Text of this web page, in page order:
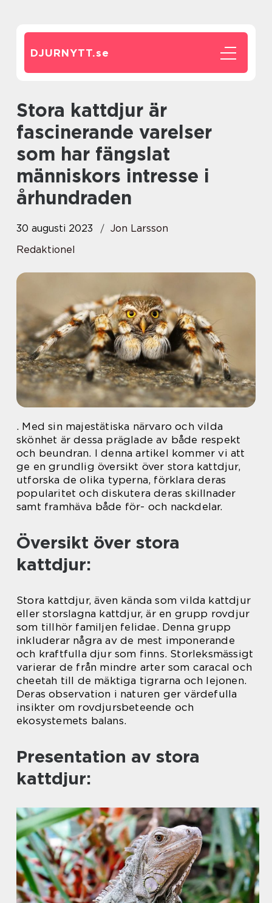
DJURNYTT.se
Stora kattdjur är
fascinerande varelser
som har fängslat
människors intresse i
århundraden
30 augusti 2023
Jon Larsson
Redaktionel
. Med sin majestätiska närvaro och vilda
skönhet är dessa präglade av både respekt
och beundran. I denna artikel kommer vi att
ge en grundlig översikt över stora kattdjur,
utforska de olika typerna, förklara deras
popularitet och diskutera deras skillnader
samt framhäva både för- och nackdelar.
Översikt över stora
kattdjur:
Stora kattdjur, även kända som vilda kattdjur
eller storslagna kattdjur, är en grupp rovdjur
som tillhör familjen felidae. Denna grupp
inkluderar några av de mest imponerande
och kraftfulla djur som finns. Storleksmässigt
varierar de från mindre arter som caracal och
cheetah till de mäktiga tigrarna och lejonen.
Deras observation i naturen ger värdefulla
insikter om rovdjursbeteende och
ekosystemets balans.
Presentation av stora
kattdjur: